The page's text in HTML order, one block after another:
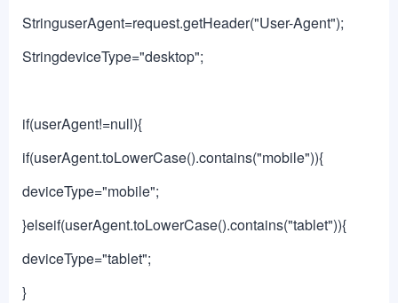
StringuserAgent=request.getHeader("User-Agent");
StringdeviceType="desktop";
if(userAgent!=null){
if(userAgent.toLowerCase().contains("mobile")){
deviceType="mobile";
}elseif(userAgent.toLowerCase().contains("tablet")){
deviceType="tablet";
}